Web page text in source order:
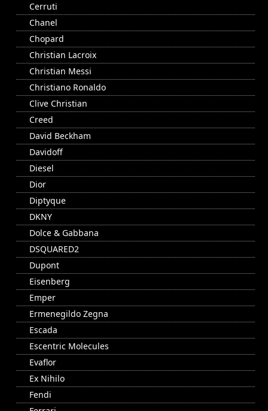
Cerruti
Chanel
Chopard
Christian Lacroix
Christian Messi
Christiano Ronaldo
Clive Christian
Creed
David Beckham
Davidoff
Diesel
Dior
Diptyque
DKNY
Dolce & Gabbana
DSQUARED2
Dupont
Eisenberg
Emper
Ermenegildo Zegna
Escada
Escentric Molecules
Evaflor
Ex Nihilo
Fendi